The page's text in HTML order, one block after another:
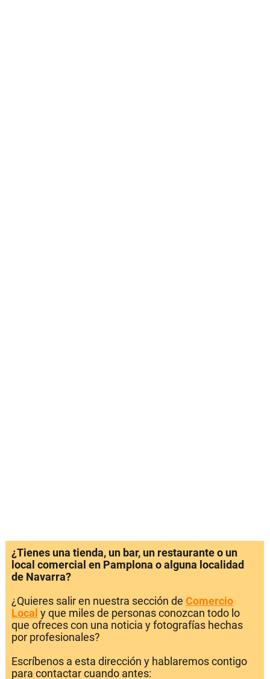
¿Tienes una tienda, un bar, un restaurante o un
local comercial en Pamplona o alguna localidad
de Navarra?
¿Quieres salir en nuestra sección de Comercio
Local y que miles de personas conozcan todo lo
que ofreces con una noticia y fotografías hechas
por profesionales?
Escríbenos a esta dirección y hablaremos contigo
para contactar cuando antes: